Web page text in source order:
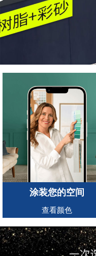
涂装您的空间
查看颜色